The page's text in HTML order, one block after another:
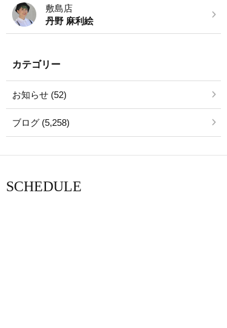
敷島店
丹野 麻利絵
カテゴリー
お知らせ (52)
ブログ (5,258)
SCHEDULE